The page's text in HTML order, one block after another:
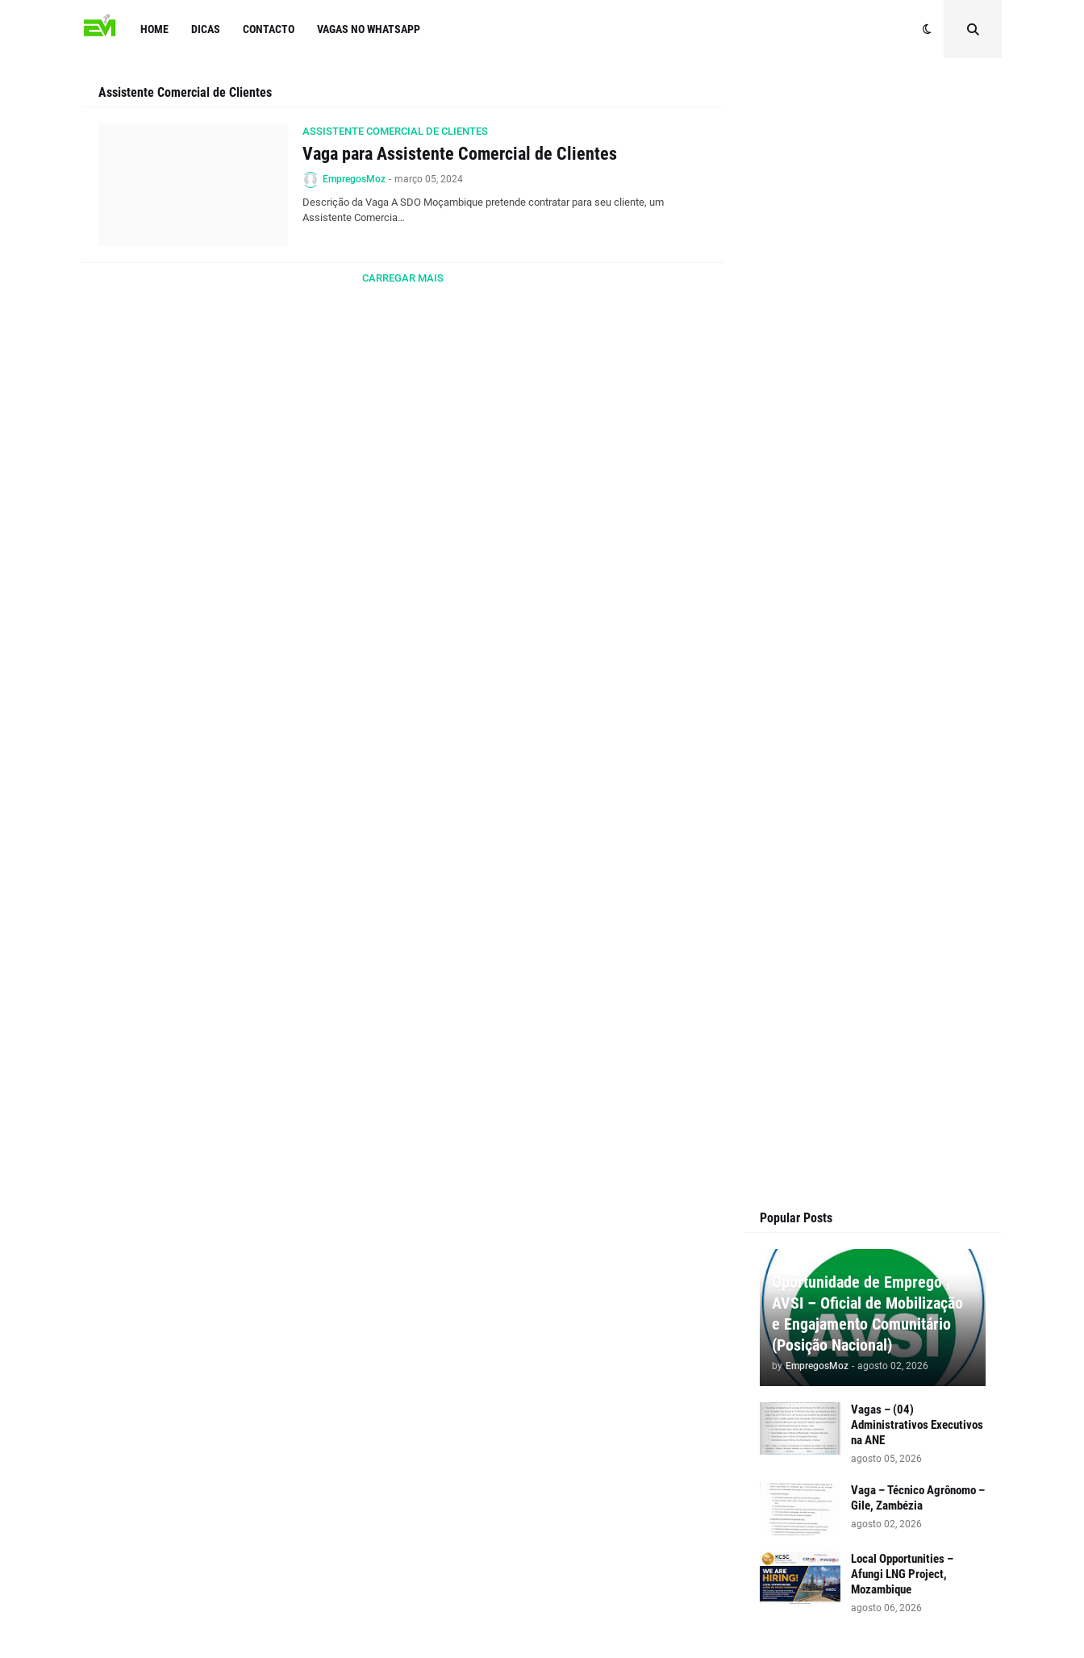
HOME DICAS CONTACTO VAGAS NO WHATSAPP
Assistente Comercial de Clientes
ASSISTENTE COMERCIAL DE CLIENTES
Vaga para Assistente Comercial de Clientes
EmpregosMoz - março 05, 2024
Descrição da Vaga A SDO Moçambique pretende contratar para seu cliente, um
Assistente Comercia…
CARREGAR MAIS
Popular Posts
Oportunidade de Emprego |
AVSI – Oficial de Mobilização
e Engajamento Comunitário
(Posição Nacional)
by EmpregosMoz - agosto 02, 2026
Vagas – (04)
Administrativos Executivos
na ANE
agosto 05, 2026
Vaga – Técnico Agrônomo –
Gile, Zambézia
agosto 02, 2026
Local Opportunities –
Afungi LNG Project,
Mozambique
agosto 06, 2026